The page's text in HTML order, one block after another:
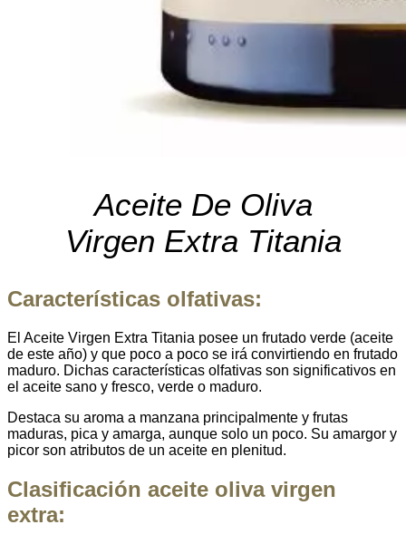
Aceite De Oliva
Virgen Extra Titania
Características olfativas:
El Aceite Virgen Extra Titania posee un frutado verde (aceite
de este año) y que poco a poco se irá convirtiendo en frutado
maduro. Dichas características olfativas son significativos en
el aceite sano y fresco, verde o maduro.
Destaca su aroma a manzana principalmente y frutas
maduras, pica y amarga, aunque solo un poco. Su amargor y
picor son atributos de un aceite en plenitud.
Clasificación aceite oliva virgen
extra: